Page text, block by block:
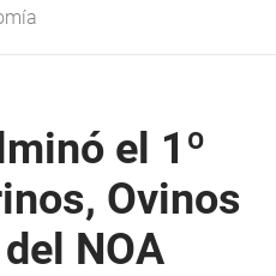
el 1º
Ovinos
NOA